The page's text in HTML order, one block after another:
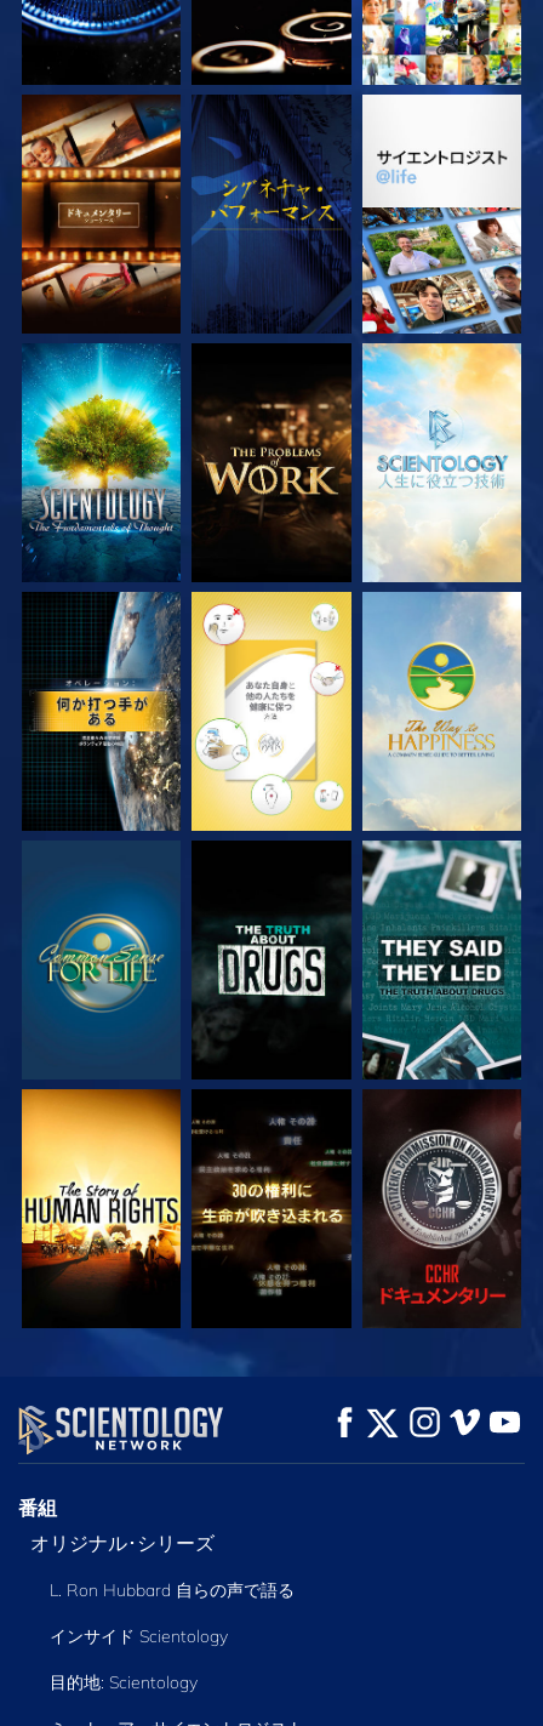
シリーズを探求 観る シリーズを探求
シリーズを探求 シリーズを探求 シリーズを探求
観る 観る 観る
観る 観る 観る
観る 観る 観る
観る シリーズを探求
番組
オリジナル･シリーズ
L. Ron Hubbard 自らの声で語る
インサイド Scientology
目的地: Scientology